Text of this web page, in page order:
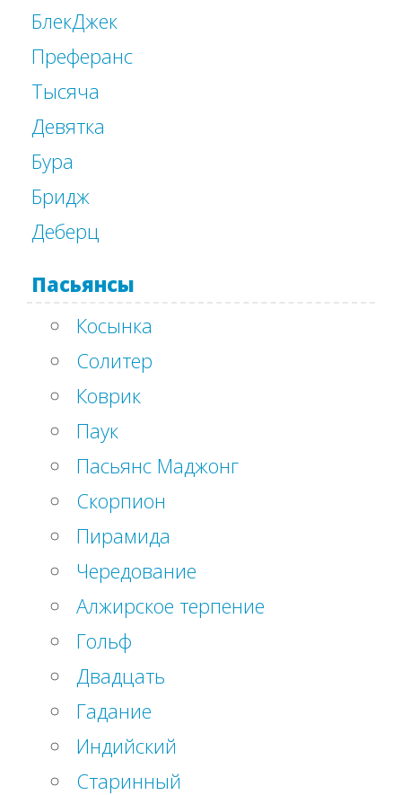
БлекДжек
Преферанс
Тысяча
Девятка
Бура
Бридж
Деберц
Пасьянсы
Косынка
Солитер
Коврик
Паук
Пасьянс Маджонг
Скорпион
Пирамида
Чередование
Алжирское терпение
Гольф
Двадцать
Гадание
Индийский
Старинный